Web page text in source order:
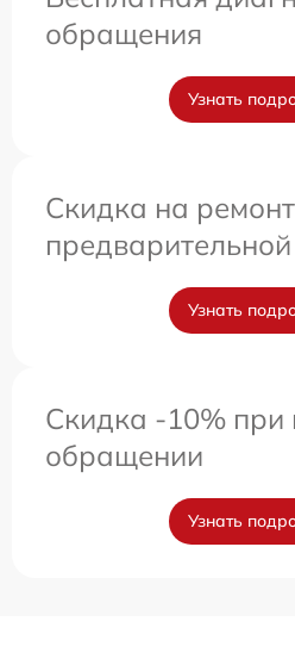
обращения
Узнать
Скидка на
Узнать
Скидка -10% при
обращении
Узнать